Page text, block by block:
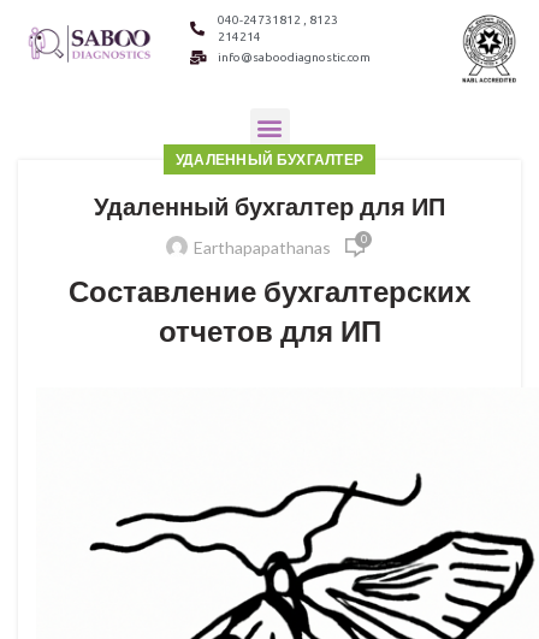
040-24731812 , 8123
214214
info@saboodiagnostic.com
УДАЛЕННЫЙ БУХГАЛТЕР
Удаленный бухгалтер для ИП
Earthapapathanas 0
Составление бухгалтерских
отчетов для ИП